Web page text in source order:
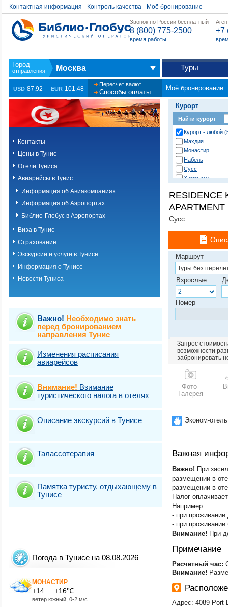
Контактная информация Контроль качества Моё бронирование
Звонок по России бесплатный
8 (800) 775-2500
время работы
+7
Москва Туры
USD 87.92 EUR 101.48
Пересчет валют
Способы оплаты
Моё бронирование
Контакты
Цены в Тунис
Отели Туниса
Авиарейсы в Тунис
Информация об Авиакомпаниях
Информация об Аэропортах
Библио-Глобус в Аэропортах
Виза в Тунис
Страхование
Экскурсии и услуги в Тунисе
Информация о Тунисе
Новости Туниса
Важно! Необходимо знать
перед бронированием
направления Тунис
Изменения расписания
авиарейсов
Внимание! Взимание
туристического налога в отелях
Описание экскурсий в Тунисе
Талассотерапия
Памятка туристу, отдыхающему в
Тунисе
Погода в Тунисе на 08.08.2026
МОНАСТИР
+14 ... +16℃
ветер южный, 0-2 м/с
Курорт
Найти курорт
Курорт - любой
Махдия
Монастир
Набель
Сусс
Хаммамет
RESIDENCE
APARTMENT
Сусс
Маршрут
Взрослые
Номер
Запрос
возможности
забронировать
Фото-
Галерея
Эконом-отель
Важная
Важно! При
размещении в
размещении в
Налог
Например:
- при проживании
- при проживании
Внимание! При
Примечание
​Расчетный час:
Внимание!
Адрес: 4089 Port